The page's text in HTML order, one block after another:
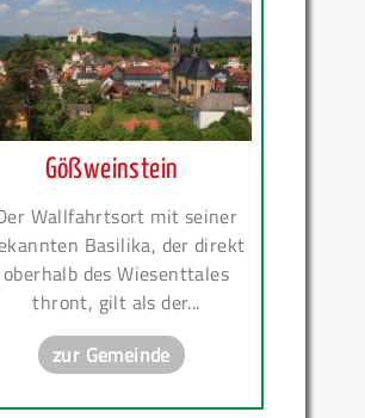
Gößweinstein
Wallfahrtsort mit seiner
Basilika, der direkt
oberhalb des Wiesenttales
thront, gilt als der...
zur Gemeinde